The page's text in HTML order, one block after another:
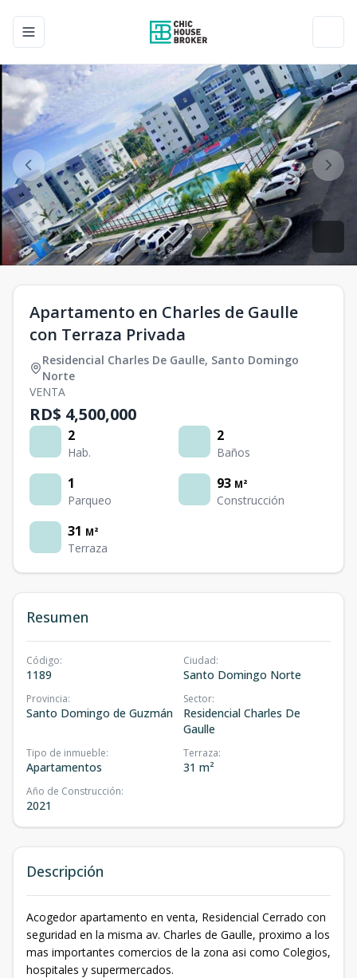
Toggle navigation menu
Apartamento en Charles de Gaulle
con Terraza Privada
Residencial Charles De Gaulle, Santo Domingo
Norte
VENTA
RD$ 4,500,000
2
Hab.
2
Baños
1
Parqueo
93 M²
Construcción
31 M²
Terraza
Resumen
Código:
1189
Ciudad:
Santo Domingo Norte
Provincia:
Santo Domingo de Guzmán
Sector:
Residencial Charles De
Gaulle
Tipo de inmueble:
Apartamentos
Terraza:
31 m²
Año de Construcción:
2021
Descripción
Acogedor apartamento en venta, Residencial Cerrado con
seguridad en la misma av. Charles de Gaulle, proximo a los
mas importantes comercios de la zona asi como Colegios,
hospitales y supermercados.